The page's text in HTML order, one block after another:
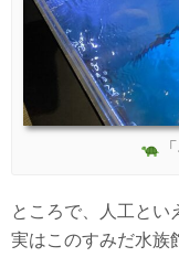
ところで、人工とい
実はこのすみだ水族